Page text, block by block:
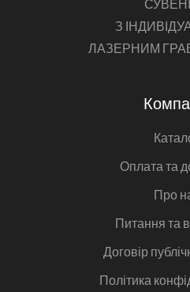
З
ЛАЗЕРНИМ
Оплата та
Про
Питання та
Договір
Політика